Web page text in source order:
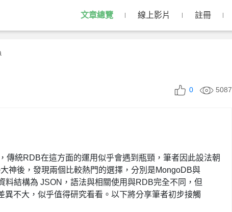
文章總覽 線上影片 註冊
0 5087
傳統RDB在這方面的運用似乎會遇到瓶頸，筆者因此設法朝
神後，發現兩個比較熱門的選擇，分別是MongoDB與
結構為 JSON，語法與相關使用與RDB完全不同，但
不大，似乎值得研究看看。以下將分享筆者初步接觸